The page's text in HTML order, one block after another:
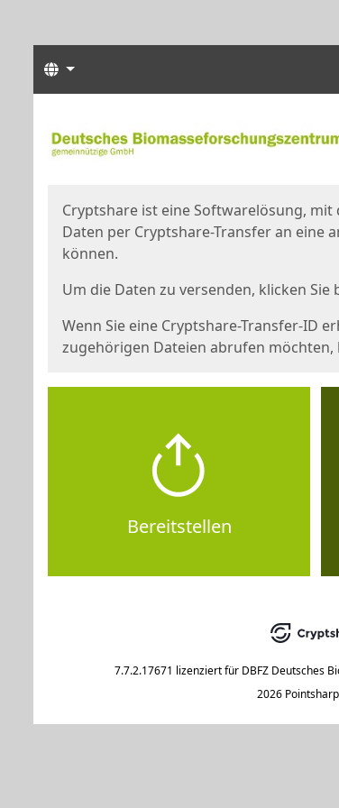
Sprachen
Cryptshare ist eine Softwarelösung, mit
Daten per Cryptshare-Transfer an eine
können.
Um die Daten zu versenden, klicken Sie
Wenn Sie eine Cryptshare-Transfer-ID
zugehörigen Dateien abrufen möchten,
Bereitstellen
7.7.2.17671 lizenziert für DBFZ Deutsches
2026